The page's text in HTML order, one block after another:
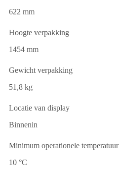
622 mm
Hoogte verpakking
1454 mm
Gewicht verpakking
51,8 kg
Locatie van display
Binnenin
Minimum operationele temperatuur
10 °C